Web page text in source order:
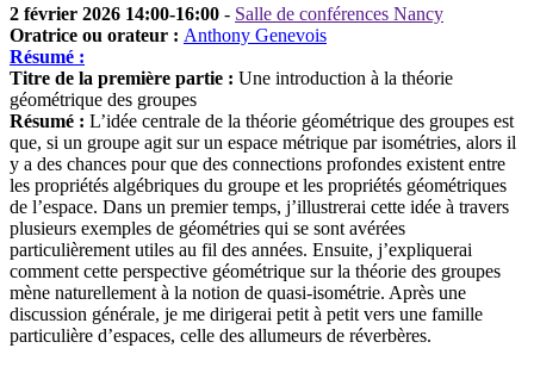
2 février 2026 14:00-16:00 - Salle de conférences Nancy
Oratrice ou orateur : Anthony Genevois
Résumé :
Titre de la première partie : Une introduction à la théorie
géométrique des groupes
Résumé : L’idée centrale de la théorie géométrique des groupes est
que, si un groupe agit sur un espace métrique par isométries, alors il
y a des chances pour que des connections profondes existent entre
les propriétés algébriques du groupe et les propriétés géométriques
de l’espace. Dans un premier temps, j’illustrerai cette idée à travers
plusieurs exemples de géométries qui se sont avérées
particulièrement utiles au fil des années. Ensuite, j’expliquerai
comment cette perspective géométrique sur la théorie des groupes
mène naturellement à la notion de quasi-isométrie. Après une
discussion générale, je me dirigerai petit à petit vers une famille
particulière d’espaces, celle des allumeurs de réverbères.